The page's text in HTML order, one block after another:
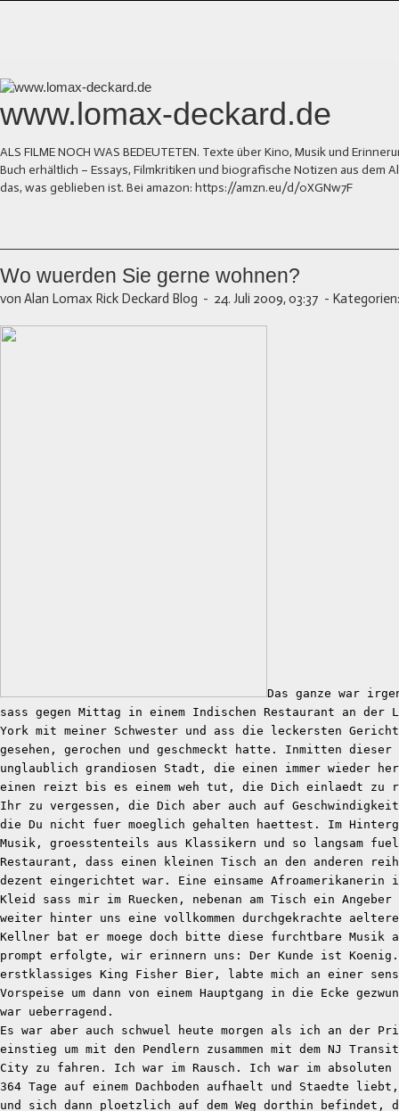
www.lomax-deckard.de
ALS FILME NOCH WAS BEDEUTETEN. Texte über Kino, Musik und
Buch erhältlich – Essays, Filmkritiken und biografische Notizen aus dem
das, was geblieben ist. Bei amazon: https://amzn.eu/d/0XGNw7F
Wo wuerden Sie gerne wohnen?
von Alan Lomax Rick Deckard Blog - 24. Juli 2009, 03:37 - Kategorien:
Das ganze war
sass gegen Mittag in einem Indischen Restaurant an der
York mit meiner Schwester und ass die leckersten
gesehen, gerochen und geschmeckt hatte. Inmitten dieser
unglaublich grandiosen Stadt, die einen immer wieder
einen reizt bis es einem weh tut, die Dich einlaedt zu
Ihr zu vergessen, die Dich aber auch auf
die Du nicht fuer moeglich gehalten haettest. Im
Musik, groesstenteils aus Klassikern und so langsam
Restaurant, dass einen kleinen Tisch an den anderen
dezent eingerichtet war. Eine einsame Afroamerikanerin
Kleid sass mir im Ruecken, nebenan am Tisch ein
weiter hinter uns eine vollkommen durchgekrachte
Kellner bat er moege doch bitte diese furchtbare Musik
prompt erfolgte, wir erinnern uns: Der Kunde ist
erstklassiges King Fisher Bier, labte mich an einer
Vorspeise um dann von einem Hauptgang in die Ecke
war ueberragend.
Es war aber auch schwuel heute morgen als ich an der
einstieg um mit den Pendlern zusammen mit dem NJ
City zu fahren. Ich war im Rausch. Ich war im absoluten
364 Tage auf einem Dachboden aufhaelt und Staedte
und sich dann ploetzlich auf dem Weg dorthin befindet,